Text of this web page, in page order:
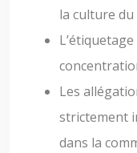
la culture
Les
strictement
dans la